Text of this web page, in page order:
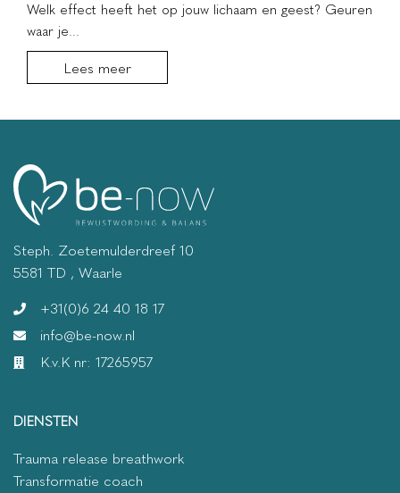
Welk effect heeft het op jouw lichaam en geest? Geuren
waar je...
Lees meer
Steph. Zoetemulderdreef 10
5581 TD , Waarle
+31(0)6 24 40 18 17
info@be-now.nl
K.v.K nr: 17265957
DIENSTEN
Trauma release breathwork
Transformatie coach